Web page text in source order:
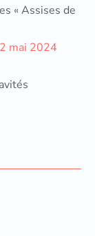
« Assises de
mai 2024